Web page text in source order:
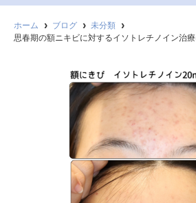
ホーム ブログ
未分類
思春期の額ニキビに対するイソトレチノイン治